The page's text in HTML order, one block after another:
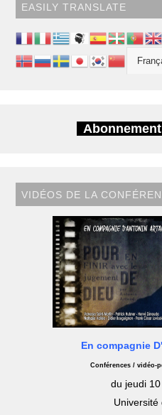
EASILY TRANSLATE
VIDÉOS DE LA
En compagnie
Conférences / vidéo-
du jeudi
Université